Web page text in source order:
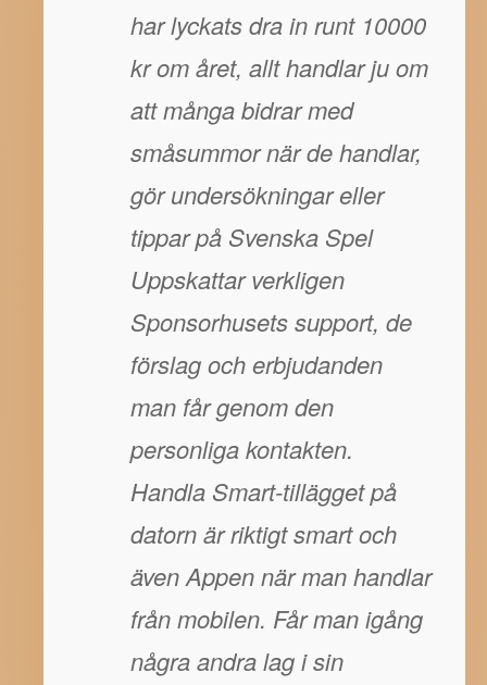
har lyckats dra in runt 10000
kr om året, allt handlar ju om
att många bidrar med
småsummor när de handlar,
gör undersökningar eller
tippar på Svenska Spel
Uppskattar verkligen
Sponsorhusets support, de
förslag och erbjudanden
man får genom den
personliga kontakten.
Handla Smart-tillägget på
datorn är riktigt smart och
även Appen när man handlar
från mobilen. Får man igång
några andra lag i sin